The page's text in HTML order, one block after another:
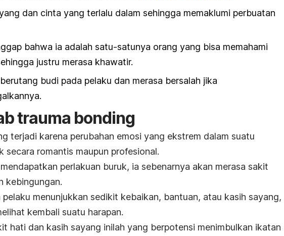
dan cinta yang terlalu dalam sehingga memaklumi perbuatan
bahwa ia adalah satu-satunya orang yang bisa memahami
justru merasa khawatir.
budi pada pelaku dan merasa bersalah jika
trauma bonding
terjadi karena perubahan emosi yang ekstrem dalam suatu
secara romantis maupun profesional.
perlakuan buruk, ia sebenarnya akan merasa sakit
kebingungan.
pelaku menunjukkan sedikit kebaikan, bantuan, atau kasih sayang,
kembali suatu harapan.
hati dan kasih sayang inilah yang berpotensi menimbulkan ikatan